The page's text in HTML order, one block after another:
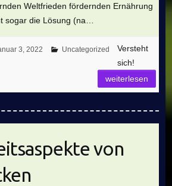
Weltfrieden fördernden Ernährung
sogar die Lösung (na…
3, 2022 Uncategorized
Versteht
sich!
weiterlesen
von